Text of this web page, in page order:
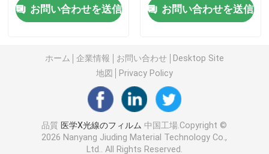
rcの写真のペーパー
熱伝達のフィルム
医学の熱フィルム
お問い合わせを送信 お問い合わせを送信
ホーム 企業情報 お問い合わせ
Desktop Site
地図
Privacy Policy
品質 医学X光線のフィルム 中国工場.Copyright ©
2026 Nanyang Jiuding Material Technology Co.,
Ltd.. All Rights Reserved.